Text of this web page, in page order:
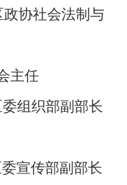
政协社会法制与
主任
委组织部副部长
委宣传部副部长